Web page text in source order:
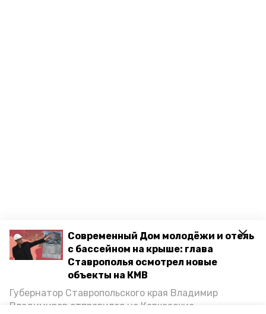
Современный Дом молодёжи и отель
с бассейном на крыше: глава
Ставрополья осмотрел новые
объекты на КМВ
Губернатор Ставропольского края Владимир
Владимиров отправился на Кавказские